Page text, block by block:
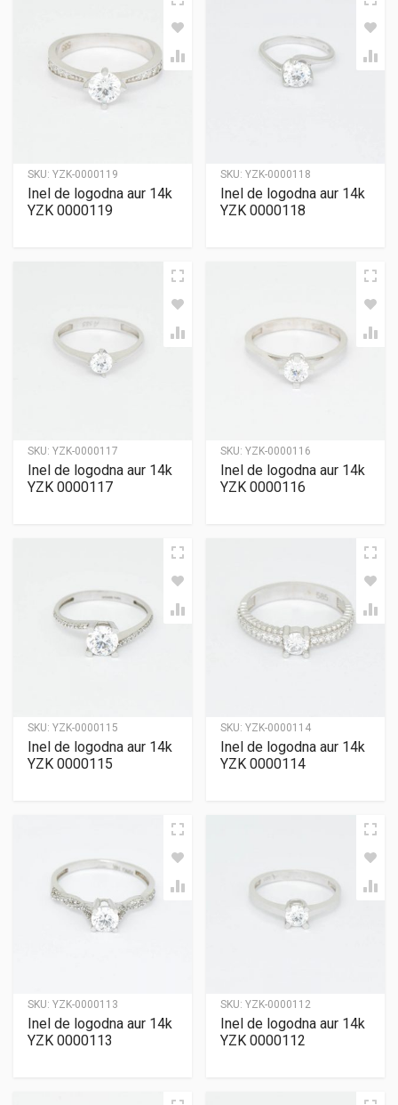
SKU: YZK-0000119
Inel de logodna aur 14k
YZK 0000119
SKU: YZK-0000118
Inel de logodna aur 14k
YZK 0000118
SKU: YZK-0000117
Inel de logodna aur 14k
YZK 0000117
SKU: YZK-0000116
Inel de logodna aur 14k
YZK 0000116
SKU: YZK-0000115
Inel de logodna aur 14k
YZK 0000115
SKU: YZK-0000114
Inel de logodna aur 14k
YZK 0000114
SKU: YZK-0000113
Inel de logodna aur 14k
YZK 0000113
SKU: YZK-0000112
Inel de logodna aur 14k
YZK 0000112